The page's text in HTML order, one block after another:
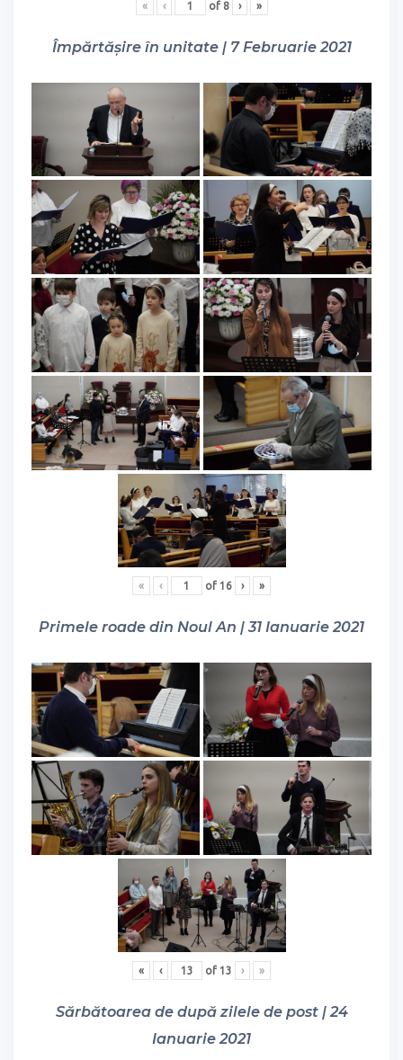
« ‹ of 8 › »
Împărtășire în unitate | 7 Februarie 2021
« ‹ of 16 › »
Primele roade din Noul An | 31 Ianuarie 2021
« ‹ of 13 › »
Sărbătoarea de după zilele de post | 24
Ianuarie 2021